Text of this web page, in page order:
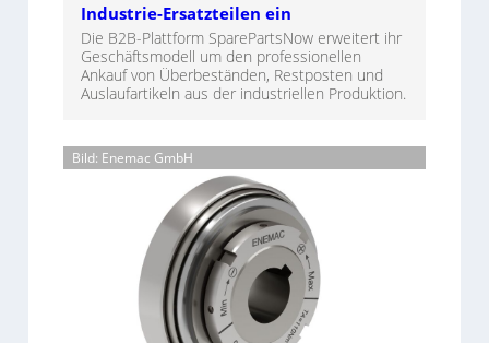
Industrie-Ersatzteilen ein
Die B2B-Plattform SparePartsNow erweitert ihr
Geschäftsmodell um den professionellen
Ankauf von Überbeständen, Restposten und
Auslaufartikeln aus der industriellen Produktion.
Bild: Enemac GmbH